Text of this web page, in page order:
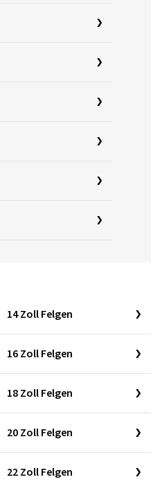
14 Zoll Felgen
16 Zoll Felgen
18 Zoll Felgen
20 Zoll Felgen
22 Zoll Felgen